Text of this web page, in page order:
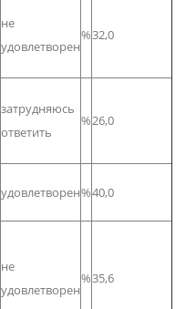
не
удовлетворен
%32,0
затрудняюсь
ответить
%26,0
удовлетворен%40,0
не
удовлетворен
%35,6